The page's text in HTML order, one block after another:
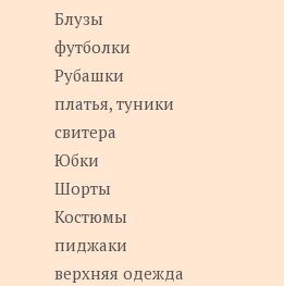
Блузы
футболки
Рубашки
платья, туники
свитера
Юбки
Шорты
Костюмы
пиджаки
верхняя одежда